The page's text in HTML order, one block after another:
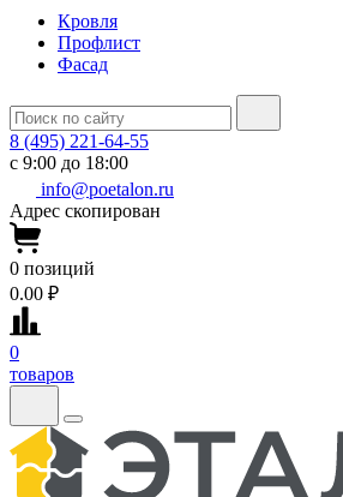
Кровля
Профлист
Фасад
8 (495) 221-64-55
с 9:00 до 18:00
info@poetalon.ru
Адрес скопирован
0 позиций
0.00 ₽
0
товаров